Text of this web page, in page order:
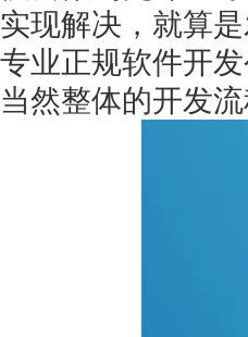
实现解决，就算
专业正规软件开
当然整体的开发